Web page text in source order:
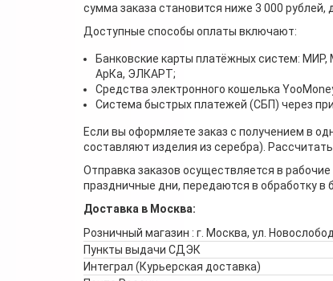
сумма заказа становится ниже 3 000
Доступные способы оплаты включают:
Банковские карты платёжных систем: МИР,
АрКа, ЭЛКАРТ;
Средства электронного кошелька
Система быстрых платежей (СБП) через
Если вы оформляете заказ с получением в
составляют изделия из серебра).
Отправка заказов осуществляется в
праздничные дни, передаются в обработку в
Доставка в Москва:
Розничный магазин : г. Москва, ул.
Пункты выдачи СДЭК
Интеграл (Курьерская доставка)